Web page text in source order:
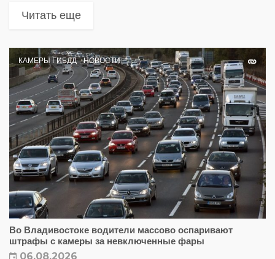
Читать еще
КАМЕРЫ ГИБДД НОВОСТИ
Во Владивостоке водители массово оспаривают
штрафы с камеры за невключенные фары
06.08.2026